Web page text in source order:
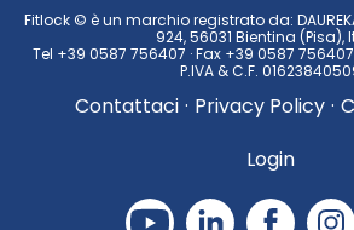
Fitlock © è un marchio registrato da:
924, 56031 Bientina (Pisa),
Tel +39 0587 756407 · Fax +39 0587 756407
P.IVA & C.F.
Contattaci · Privacy Policy ·
Login